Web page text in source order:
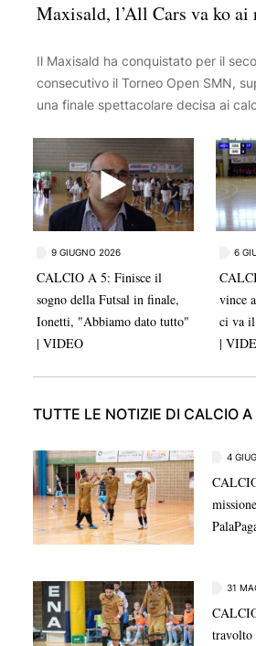
Maxisald, l’All Cars va ko
Il Maxisald ha conquistato per il
consecutivo il Torneo Open SMN,
una finale spettacolare decisa ai
la squadra locale, protagonista di
9 GIUGNO 2026
CALCIO A 5: Finisce il
sogno della Futsal in finale,
Ionetti, "Abbiamo dato tutto"
| VIDEO
6
vince
ci va
|
TUTTE LE NOTIZIE DI CALCIO A
4
31
travolto